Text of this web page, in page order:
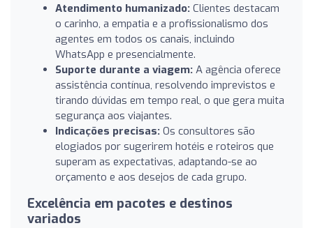
Atendimento humanizado: Clientes destacam
o carinho, a empatia e a profissionalismo dos
agentes em todos os canais, incluindo
WhatsApp e presencialmente.
Suporte durante a viagem: A agência oferece
assistência contínua, resolvendo imprevistos e
tirando dúvidas em tempo real, o que gera muita
segurança aos viajantes.
Indicações precisas: Os consultores são
elogiados por sugerirem hotéis e roteiros que
superam as expectativas, adaptando-se ao
orçamento e aos desejos de cada grupo.
Excelência em pacotes e destinos
variados